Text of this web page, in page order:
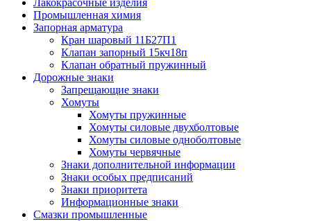
Лакокрасочные изделия
Промышленная химия
Запорная арматура
Кран шаровый 11Б27П1
Клапан запорный 15кч18п
Клапан обратный пружинный
Дорожные знаки
Запрещающие знаки
Хомуты
Хомуты пружинные
Хомуты силовые двухболтовые
Хомуты силовые одноболтовые
Хомуты червячные
Знаки дополнительной информации
Знаки особых предписаний
Знаки приоритета
Информационные знаки
Смазки промышленные